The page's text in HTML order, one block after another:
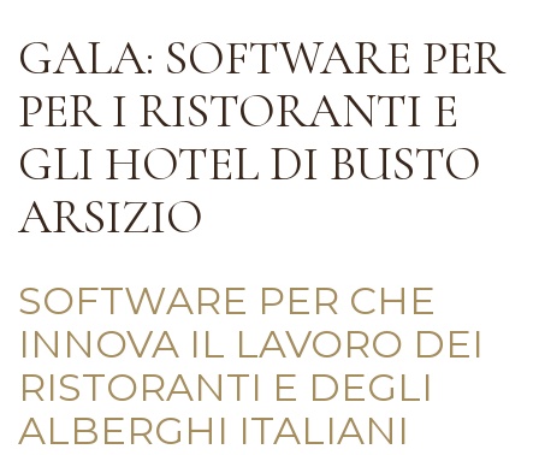
GALA: SOFTWARE PER
PER I RISTORANTI E
GLI HOTEL DI BUSTO
ARSIZIO
SOFTWARE PER CHE
INNOVA IL LAVORO DEI
RISTORANTI E DEGLI
ALBERGHI ITALIANI